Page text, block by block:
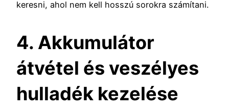
keresni, ahol nem kell hosszú sorokra számítani.
4. Akkumulátor
átvétel és veszélyes
hulladék kezelése